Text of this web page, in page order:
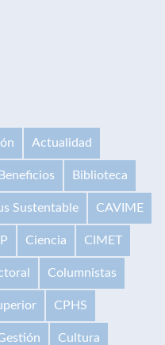
Actualidad
Beneficios Biblioteca
Sustentable CAVIME
Ciencia CIMET
Columnistas
CPHS
Cultura